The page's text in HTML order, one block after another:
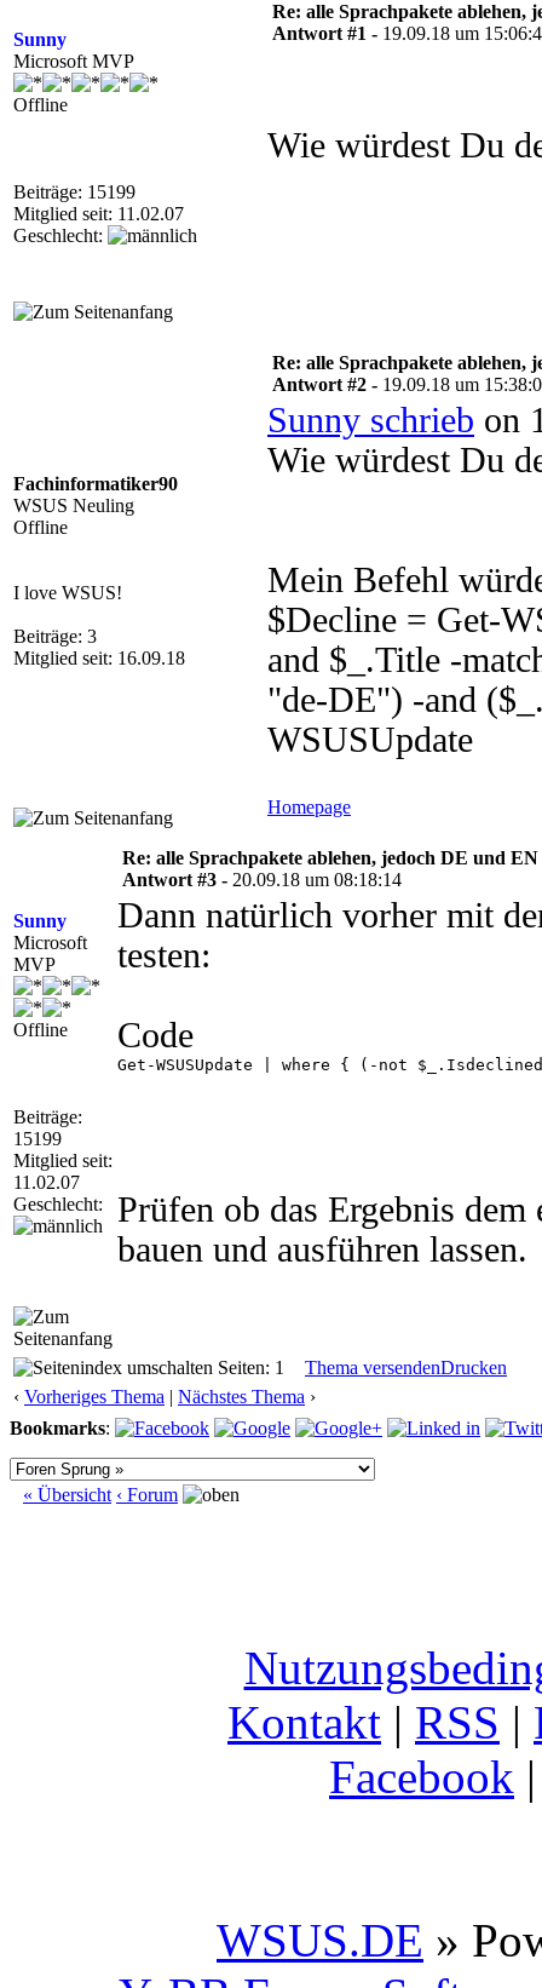
Sunny
Microsoft MVP
Offline
Beiträge: 15199
Mitglied seit: 11.02.07
Geschlecht:
Re: alle Sprachpakete ablehen,
Antwort #1 - 19.09.18 um
Wie würdest Du
Fachinformatiker90
WSUS Neuling
Offline
I love WSUS!
Beiträge: 3
Mitglied seit: 16.09.18
Re: alle Sprachpakete ablehen,
Antwort #2 - 19.09.18 um
Sunny schrieb on
Wie würdest Du
Mein Befehl
$Decline = Get-
and $_.Title -
"de-DE") -and
WSUSUpdate
Homepage
Sunny
Microsoft
MVP
Offline
Beiträge:
15199
Mitglied seit:
11.02.07
Geschlecht:
Re: alle Sprachpakete ablehen, jedoch DE und
Antwort #3 - 20.09.18 um 08:18:14
Dann natürlich vorher mit
testen:
Code
Get-WSUSUpdate | where { (-not
Prüfen ob das Ergebnis
bauen und ausführen lassen.
Seiten: 1 Thema versendenDrucken
‹ Vorheriges Thema | Nächstes Thema ›
Bookmarks:
« Übersicht ‹ Forum
Kontakt | RSS |
Facebook
WSUS.DE »